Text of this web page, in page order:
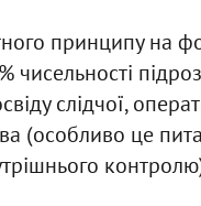
принципу на
слідчої,
(особливо це